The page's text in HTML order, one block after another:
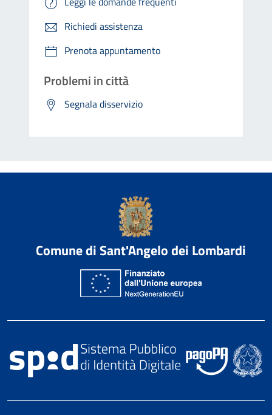
Richiedi assistenza
Prenota appuntamento
Problemi in città
Segnala disservizio
Comune di Sant'Angelo dei Lombardi